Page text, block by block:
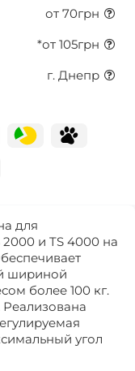
от 70грн
*от 105грн
г. Днепр
для
и TS 4000 на
шириной
более 100 кг.
угол